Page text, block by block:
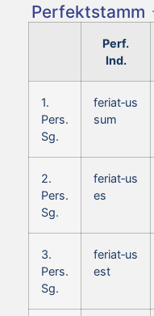
Perfektstamm
Perf.
Ind.
1.
Pers.
Sg.
feriat‑us
sum
2.
Pers.
Sg.
feriat‑us
es
3.
Pers.
Sg.
feriat‑us
est